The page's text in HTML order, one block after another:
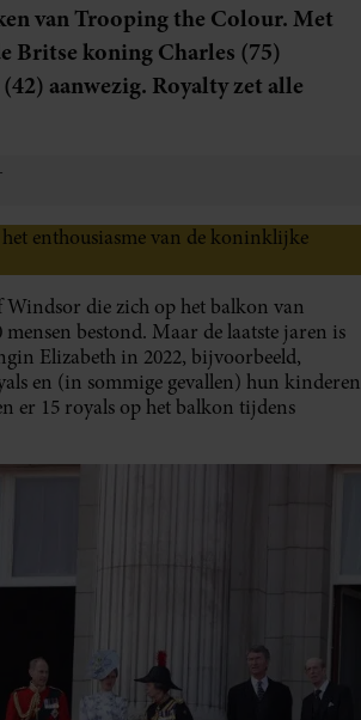
van Trooping the Colour. Met
Britse koning Charles (75)
aanwezig. Royalty zet alle
het enthousiasme van de koninklijke
Windsor die zich op het balkon van
bestond. Maar de laatste jaren is
Elizabeth in 2022, bijvoorbeeld,
en (in sommige gevallen) hun kinderen
er 15 royals op het balkon tijdens